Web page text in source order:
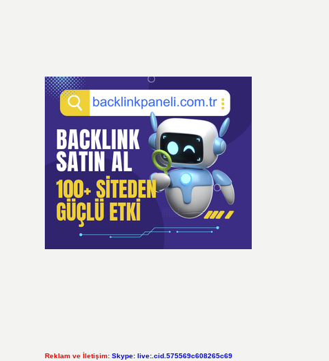
Reklam ve İletişim: Skype: live:.cid.575569c608265c69